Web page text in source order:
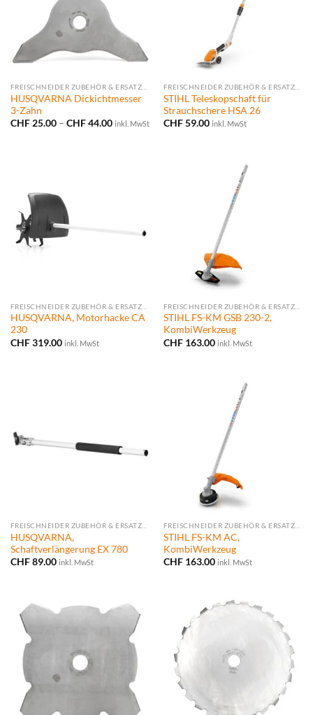
HUSQVARNA Dickichtmesser
3-Zahn
CHF25.00 – CHF44.00Preisspanne:
inkl. MwSt
STIHL Teleskopschaft für
Strauchschere HSA 26
CHF59.00 inkl. MwSt
HUSQVARNA, Motorhacke CA
230
CHF319.00 inkl. MwSt
STIHL FS-KM GSB 230-2,
KombiWerkzeug
CHF163.00 inkl. MwSt
HUSQVARNA,
Schaftverlängerung EX 780
CHF89.00 inkl. MwSt
STIHL FS-KM AC,
KombiWerkzeug
CHF163.00 inkl. MwSt